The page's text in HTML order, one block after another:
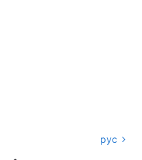
рус